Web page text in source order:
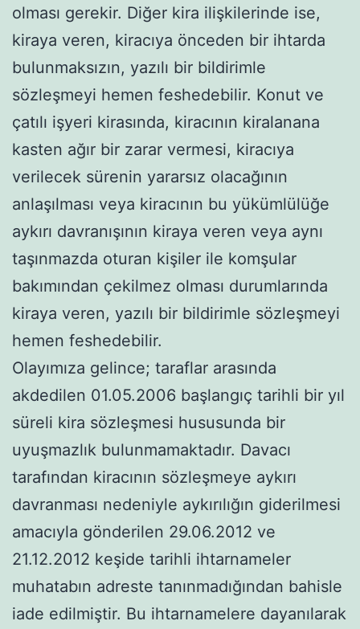
olması gerekir. Diğer kira ilişkilerinde ise,
kiraya veren, kiracıya önceden bir ihtarda
bulunmaksızın, yazılı bir bildirimle
sözleşmeyi hemen feshedebilir. Konut ve
çatılı işyeri kirasında, kiracının kiralanana
kasten ağır bir zarar vermesi, kiracıya
verilecek sürenin yararsız olacağının
anlaşılması veya kiracının bu yükümlülüğe
aykırı davranışının kiraya veren veya aynı
taşınmazda oturan kişiler ile komşular
bakımından çekilmez olması durumlarında
kiraya veren, yazılı bir bildirimle sözleşmeyi
hemen feshedebilir.
Olayımıza gelince; taraflar arasında
akdedilen 01.05.2006 başlangıç tarihli bir yıl
süreli kira sözleşmesi hususunda bir
uyuşmazlık bulunmamaktadır. Davacı
tarafından kiracının sözleşmeye aykırı
davranması nedeniyle aykırılığın giderilmesi
amacıyla gönderilen 29.06.2012 ve
21.12.2012 keşide tarihli ihtarnameler
muhatabın adreste tanınmadığından bahisle
iade edilmiştir. Bu ihtarnamelere dayanılarak